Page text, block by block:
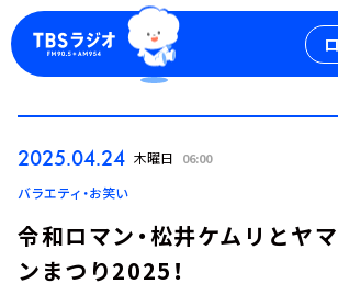
ログイン
2025.04.24 木曜日 06:00
バラエティ・お笑い
令和ロマン・松井ケムリとヤ
ンまつり2025！